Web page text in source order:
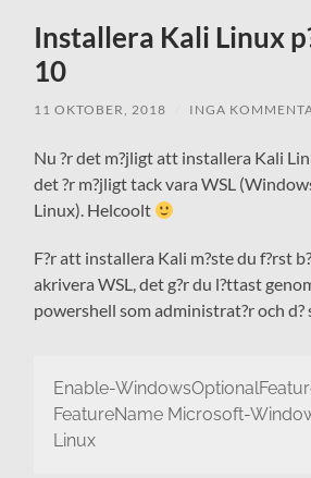
Installera Kali Linux
10
11 OKTOBER, 2018 INGA
Nu ?r det m?jligt att installera Kali
det ?r m?jligt tack vara WSL
Linux). Helcoolt
F?r att installera Kali m?ste du f?rst
akrivera WSL, det g?r du l?ttast
powershell som administrat?r och d?
Enable-
FeatureName Microsoft-
Linux